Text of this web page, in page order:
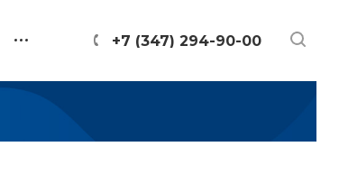
+7 (347) 294-90-00